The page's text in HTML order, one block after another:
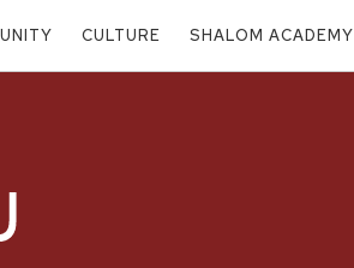
CULTURE SHALOM ACADEMY